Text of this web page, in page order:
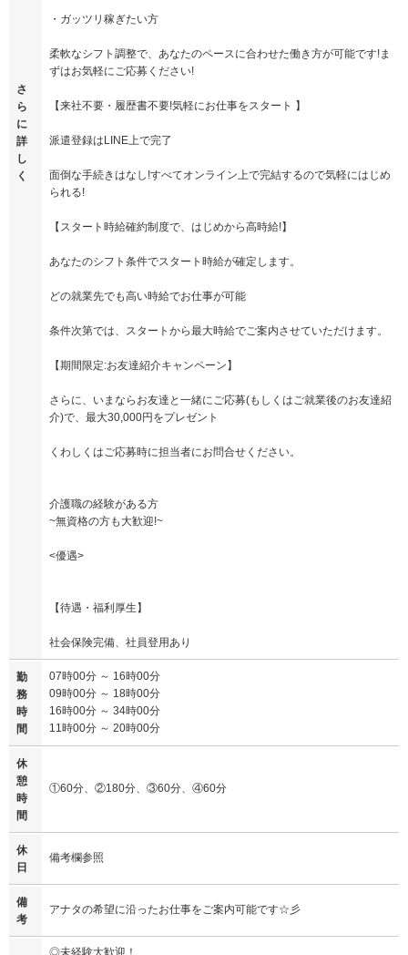
さ
ら
に
詳
し
く
・ガッツリ稼ぎたい方
柔軟なシフト調整で、あなたのペースに合わせた働き方が可能です!ま
ずはお気軽にご応募ください!
【来社不要・履歴書不要!気軽にお仕事をスタート 】
派遣登録はLINE上で完了
面倒な手続きはなし!すべてオンライン上で完結するので気軽にはじめ
られる!
【スタート時給確約制度で、はじめから高時給!】
あなたのシフト条件でスタート時給が確定します。
どの就業先でも高い時給でお仕事が可能
条件次第では、スタートから最大時給でご案内させていただけます。
【期間限定:お友達紹介キャンペーン】
さらに、いまならお友達と一緒にご応募(もしくはご就業後のお友達紹
介)で、最大30,000円をプレゼント
くわしくはご応募時に担当者にお問合せください。
介護職の経験がある方
~無資格の方も大歓迎!~
<優遇>
【待遇・福利厚生】
社会保険完備、社員登用あり
勤
務
時
間
07時00分 ～ 16時00分
09時00分 ～ 18時00分
16時00分 ～ 34時00分
11時00分 ～ 20時00分
休
憩
時
間
①60分、②180分、③60分、④60分
休
日
備考欄参照
備
考
アナタの希望に沿ったお仕事をご案内可能です☆彡